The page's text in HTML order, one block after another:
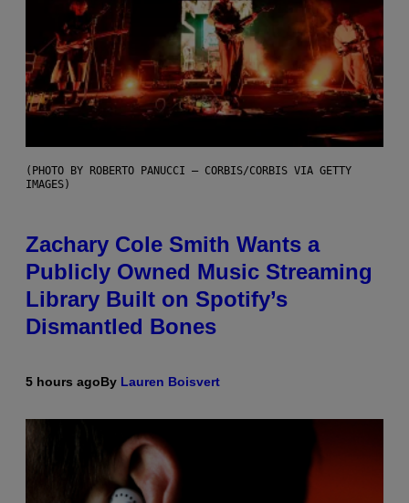
(PHOTO BY ROBERTO PANUCCI – CORBIS/CORBIS VIA GETTY
IMAGES)
Zachary Cole Smith Wants a
Publicly Owned Music Streaming
Library Built on Spotify’s
Dismantled Bones
5 hours agoBy Lauren Boisvert